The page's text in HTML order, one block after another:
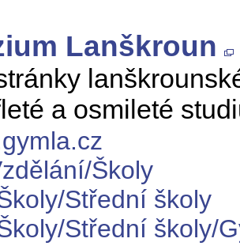
Lanškroun
a osmileté
Školy
Střední školy
Střední školy/